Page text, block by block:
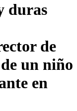
duras
de
un niño
en